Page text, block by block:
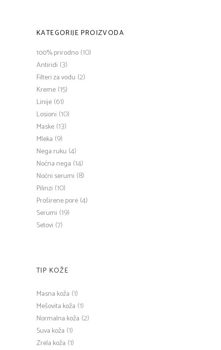
KATEGORIJE PROIZVODA
100% prirodno (10)
Antiridi (3)
Filteri za vodu (2)
Kreme (15)
Linije (61)
Losioni (10)
Maske (13)
Mleka (9)
Nega ruku (4)
Noćna nega (14)
Noćni serumi (8)
Pilinzi (10)
Proširene pore (4)
Serumi (19)
Setovi (7)
TIP KOŽE
Masna koža (1)
Mešovita koža (1)
Normalna koža (2)
Suva koža (1)
Zrela koža (1)